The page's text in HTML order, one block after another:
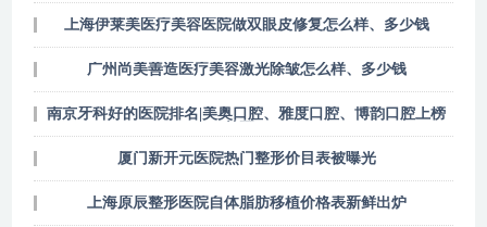
上海伊莱美医疗美容医院做双眼皮修复怎么样、多少钱
广州尚美善造医疗美容激光除皱怎么样、多少钱
南京牙科好的医院排名|美奥口腔、雅度口腔、博韵口腔上榜
厦门新开元医院热门整形价目表被曝光
上海原辰整形医院自体脂肪移植价格表新鲜出炉